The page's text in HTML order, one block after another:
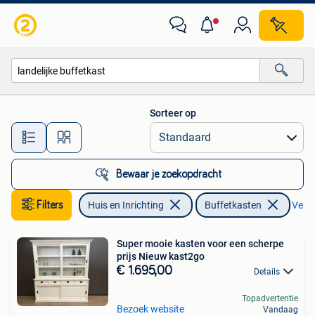
Alle afstanden…
Sorteer op
Bewaar je zoekopdracht
Filters Huis en Inrichting Buffetkasten
Super mooie kasten voor een scherpe
prijs Nieuw kast2go
€ 1.695,00 Details
Bezoek website
Topadvertentie
Vandaag